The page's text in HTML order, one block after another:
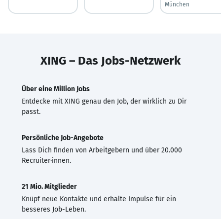
München
XING – Das Jobs-Netzwerk
Über eine Million Jobs
Entdecke mit XING genau den Job, der wirklich zu Dir
passt.
Persönliche Job-Angebote
Lass Dich finden von Arbeitgebern und über 20.000
Recruiter·innen.
21 Mio. Mitglieder
Knüpf neue Kontakte und erhalte Impulse für ein
besseres Job-Leben.